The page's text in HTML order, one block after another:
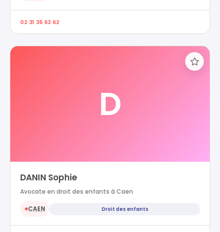
02 31 35 62 62
D
DANIN Sophie
Avocate en droit des enfants à Caen
●CAEN Droit des enfants